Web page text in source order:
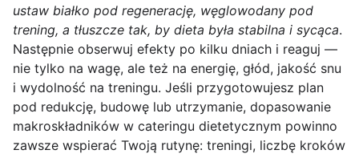
ustaw białko pod regenerację, węglowodany pod
trening, a tłuszcze tak, by dieta była stabilna i sycąca.
Następnie obserwuj efekty po kilku dniach i reaguj —
nie tylko na wagę, ale też na energię, głód, jakość snu
i wydolność na treningu. Jeśli przygotowujesz plan
pod redukcję, budowę lub utrzymanie, dopasowanie
makroskładników w cateringu dietetycznym powinno
zawsze wspierać Twoją rutynę: treningi, liczbę kroków